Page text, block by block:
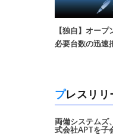
【独自】オー
必要台数の迅速
プレスリ
両備システムズ
式会社APTを子